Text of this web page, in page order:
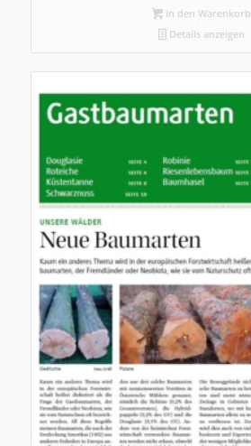
In den Warenkorb
Details anzeigen